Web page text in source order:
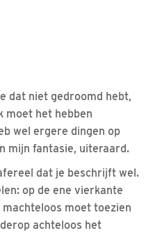
dat niet gedroomd hebt,
moet het hebben
wel ergere dingen op
mijn fantasie, uiteraard.
dat je beschrijft wel.
op de ene vierkante
moet toezien
achteloos het